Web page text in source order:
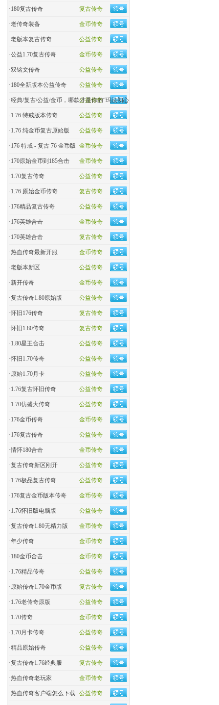
复古传奇
·180复古传奇
金币传奇
·老传奇装备
公益传奇
·老版本复古传奇
金币传奇
·公益1.70复古传奇
公益传奇
·双铭文传奇
公益传奇
·180全新版本公益传奇
公益传奇
·经典/复古/公益/金币，哪款才是你的“玛法初心
公益传奇
·1.76 特戒版本传奇
公益传奇
·1.76 纯金币复古原始版
金币传奇
·176 特戒 - 复古 76 金币版
金币传奇
·170原始金币到185合击
公益传奇
·​1.70复古传奇
复古传奇
·1.76 原始金币传奇
公益传奇
·176精品复古传奇
金币传奇
·176英雄合击
复古传奇
·170英雄合击
金币传奇
·热血传奇最新开服
公益传奇
·老版本新区
金币传奇
·新开传奇
公益传奇
·复古传奇1.80原始版
复古传奇
·怀旧176传奇
复古传奇
·怀旧1.80传奇
公益传奇
·1.80星王合击
公益传奇
·怀旧1.70传奇
公益传奇
·原始1.70月卡
公益传奇
·1.76复古怀旧传奇
公益传奇
·1.70仿盛大传奇
金币传奇
·176金币传奇
公益传奇
·176复古传奇
金币传奇
·情怀180合击
公益传奇
·复古传奇新区刚开
公益传奇
·1.76极品复古传奇
金币传奇
·176复古金币版本传奇
公益传奇
·1.76怀旧版电脑版
金币传奇
·复古传奇1.80无精力版
金币传奇
·年少传奇
金币传奇
·180金币合击
公益传奇
·​1.76精品传奇
复古传奇
·原始传奇1.70金币版
公益传奇
·1.76老传奇原版
金币传奇
·1.70传奇
公益传奇
·1.70月卡传奇
公益传奇
·精品原始传奇
复古传奇
·复古传奇1.76经典服
金币传奇
·热血传奇老玩家
公益传奇
·热血传奇客户端怎么下载